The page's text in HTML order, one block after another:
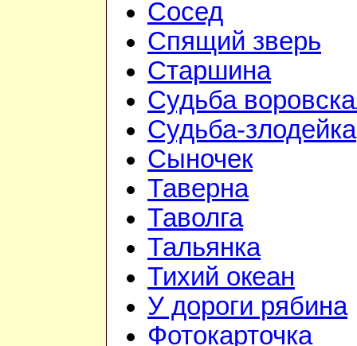
Сосед
Спящий зверь
Старшина
Судьба
Судьба-злодейка
Сыночек
Таверна
Таволга
Тальянка
Тихий океан
У дороги рябина
Фотокарточка